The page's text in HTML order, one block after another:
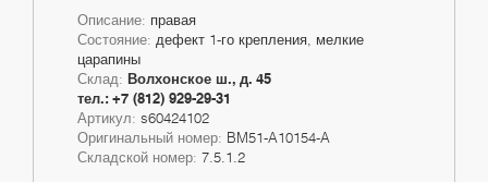
Описание: правая
Состояние: дефект 1-го крепления, мелкие
царапины
Склад: Волхонское ш., д. 45
тел.: +7 (812) 929-29-31
Артикул: s60424102
Оригинальный номер: BM51-A10154-A
Складской номер: 7.5.1.2